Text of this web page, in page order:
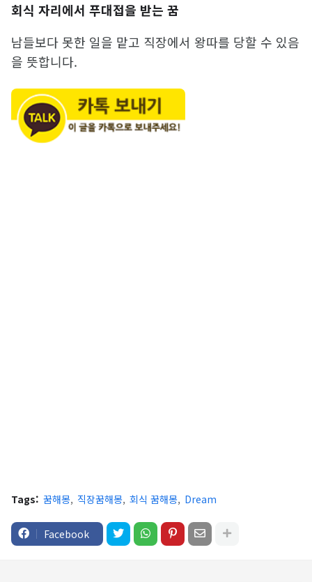
회식 자리에서 푸대접을 받는 꿈
남들보다 못한 일을 맡고 직장에서 왕따를 당할 수 있음
을 뜻합니다.
Tags: 꿈해몽 직장꿈해몽 회식 꿈해몽 Dream
Facebook